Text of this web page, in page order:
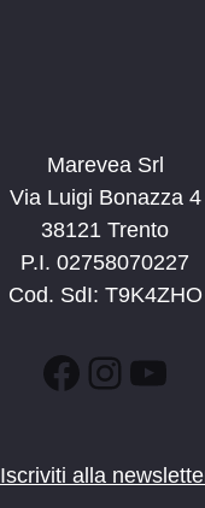
Marevea Srl
Via Luigi Bonazza 4
38121 Trento
P.I. 02758070227
Cod. SdI: T9K4ZHO
Facebook
Iscriviti alla